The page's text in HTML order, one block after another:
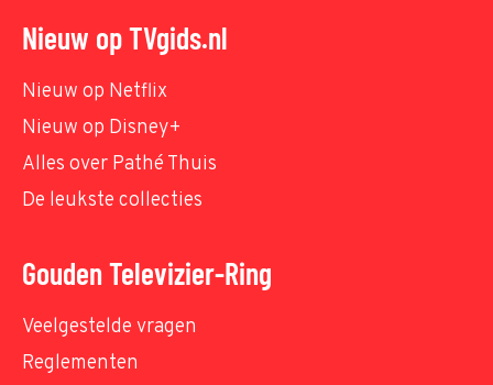
Nieuw op TVgids.nl
Nieuw op Netflix
Nieuw op Disney+
Alles over Pathé Thuis
De leukste collecties
Gouden Televizier-Ring
Veelgestelde vragen
Reglementen